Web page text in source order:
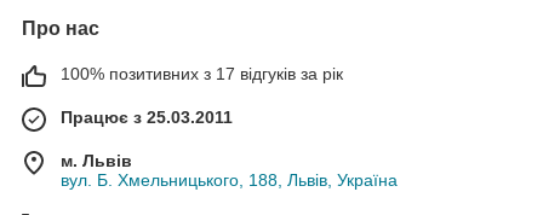
Про нас
100% позитивних з 17 відгуків за рік
Працює з 25.03.2011
м. Львів
вул. Б. Хмельницького, 188, Львів, Україна